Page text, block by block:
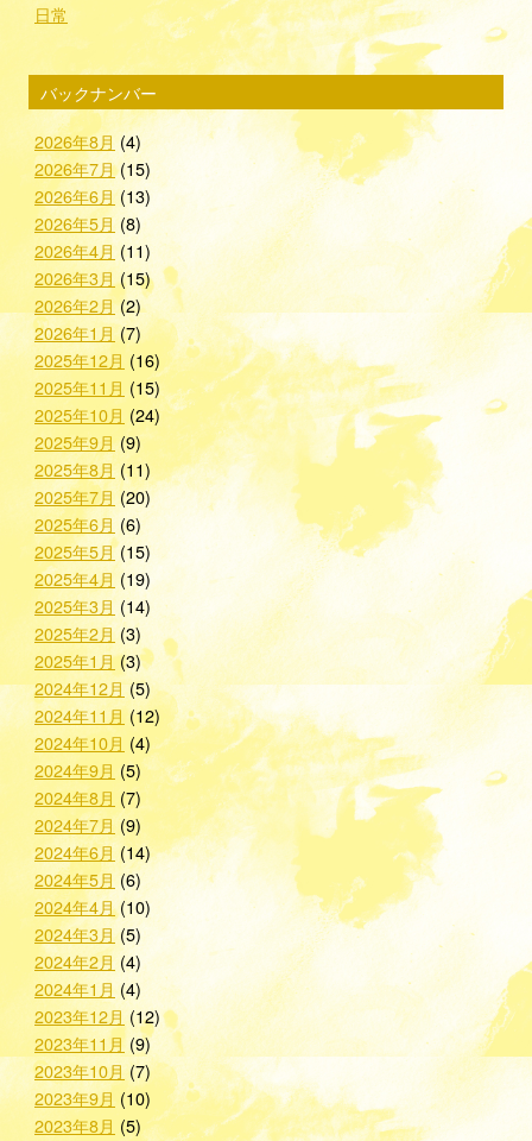
日常
バックナンバー
2026年8月(4)
2026年7月(15)
2026年6月(13)
2026年5月 (8)
2026年4月(11)
2026年3月(15)
2026年2月(2)
2026年1月(7)
2025年12月 (16)
2025年11月 (15)
2025年10月 (24)
2025年9月(9)
2025年8月(11)
2025年7月(20)
2025年6月 (6)
2025年5月(15)
2025年4月 (19)
2025年3月 (14)
2025年2月(3)
2025年1月(3)
2024年12月(5)
2024年11月 (12)
2024年10月 (4)
2024年9月 (5)
2024年8月 (7)
2024年7月 (9)
2024年6月(14)
2024年5月(6)
2024年4月(10)
2024年3月(5)
2024年2月 (4)
2024年1月 (4)
2023年12月 (12)
2023年11月 (9)
2023年10月(7)
2023年9月 (10)
2023年8月 (5)